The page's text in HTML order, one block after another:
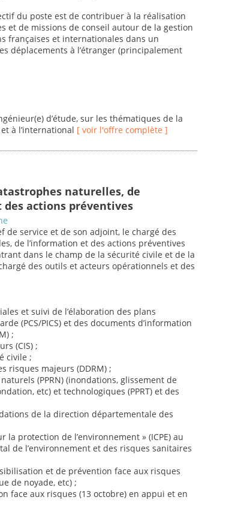
du poste est de contribuer à la réalisation
et de missions de conseil autour de la gestion
françaises et internationales dans un
déplacements à l’étranger (principalement
d’étude, sur les thématiques de la
à l’international [ voir l'offre complète ]
naturelles, de
actions préventives
de service et de son adjoint, le chargé des
de l’information et des actions préventives
dans le champ de la sécurité civile et de la
des outils et acteurs opérationnels et des
et suivi de l’élaboration des plans
(PCS/PICS) et des documents d’information
;
(CIS) ;
civile ;
risques majeurs (DDRM) ;
(PPRN) (inondations, glissement de
etc) et technologiques (PPRT) et des
de la direction départementale des
protection de l’environnement » (ICPE) au
de l’environnement et des risques sanitaires
et de prévention face aux risques
de noyade, etc) ;
face aux risques (13 octobre) en appui et en